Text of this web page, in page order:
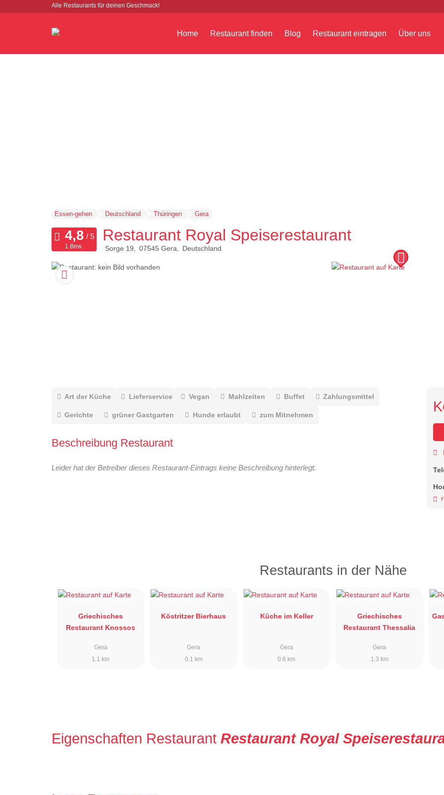
Alle Restaurants für deinen Geschmack!
Home Restaurant finden Blog Restaurant eintragen Über uns
Essen-gehen Deutschland Thüringen Gera
Restaurant Royal Speiserestaurant
Sorge 19 07545 Gera Deutschland
1 Bew.
Art der Küche Lieferservice Vegan Mahlzeiten Buffet Zahlungsmittel
Gerichte grüner Gastgarten Hunde erlaubt zum Mitnehmen
Beschreibung Restaurant
Leider hat der Betreiber dieses Restaurant-Eintrags keine Beschreibung hinterlegt.
Restaurants in der Nähe
Griechisches
Restaurant Knossos
Gera
1.1 km
Köstritzer Bierhaus
Gera
0.1 km
Küche im Keller
Gera
0.6 km
Griechisches
Restaurant Thessalia
Gera
1.3 km
Eigenschaften Restaurant Restaurant Royal